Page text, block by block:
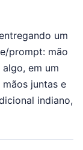
um
prompt: mão
em um
juntas e
indiano,